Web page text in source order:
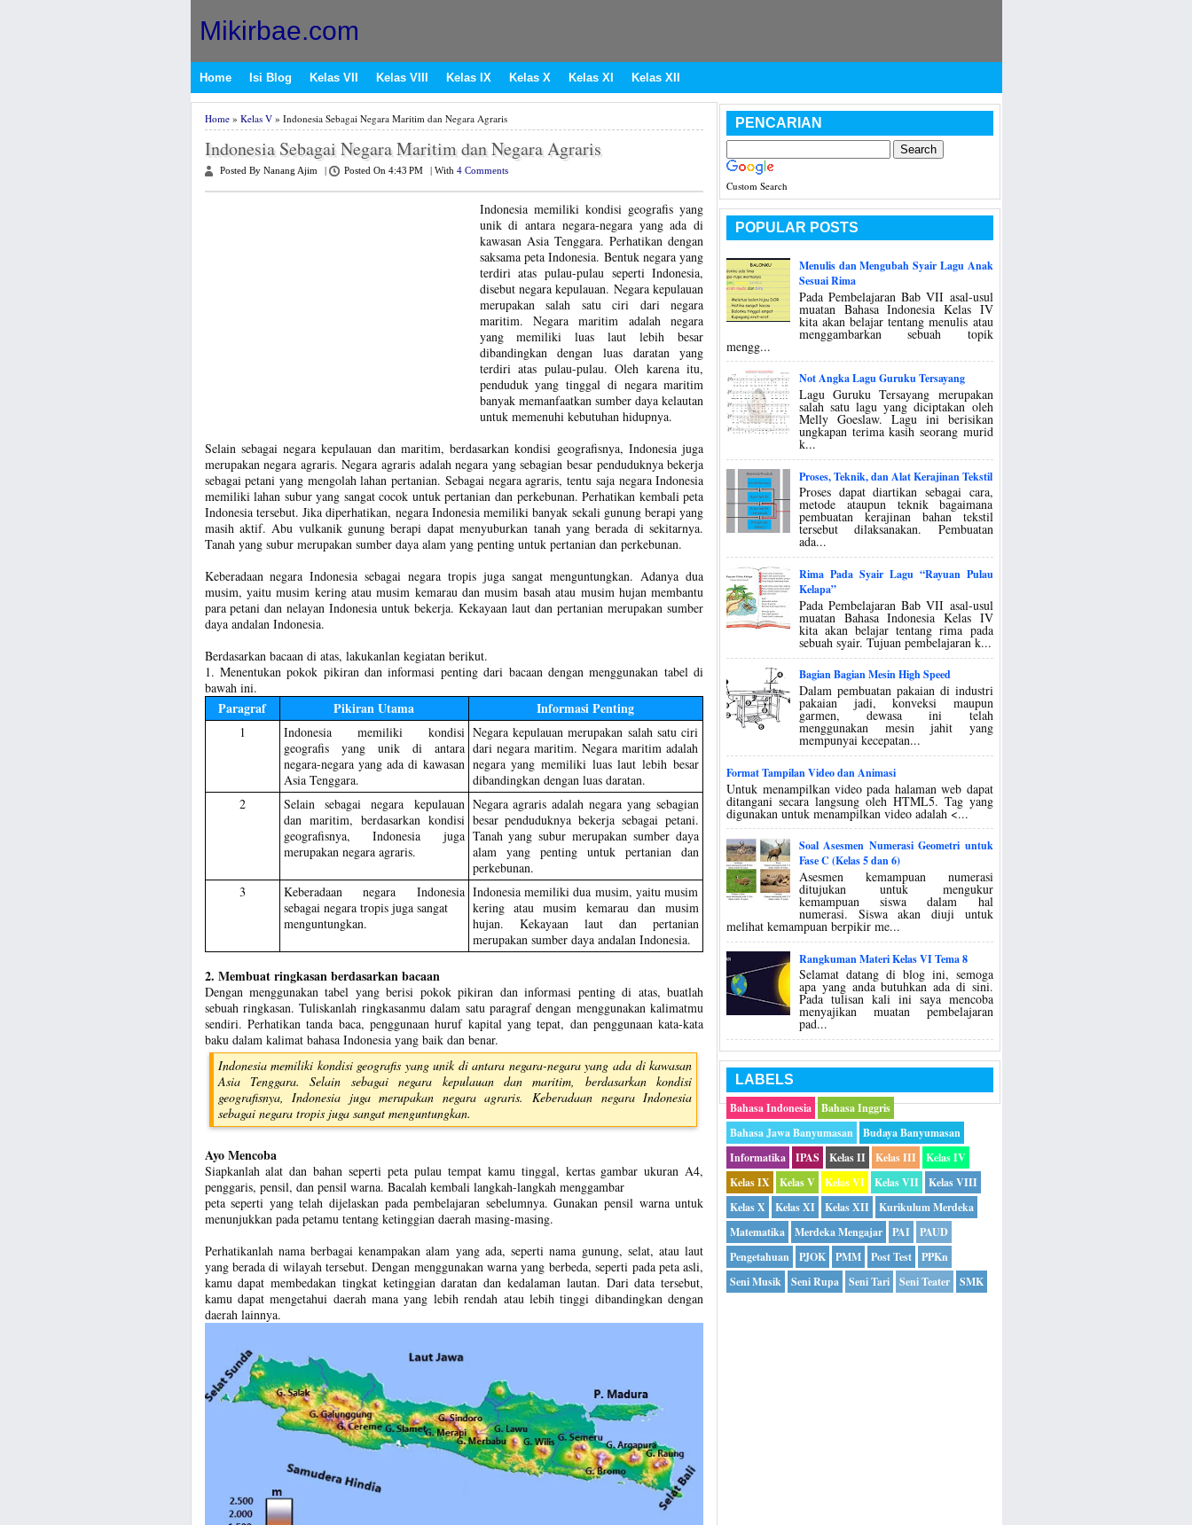
Mikirbae.com
Home Isi Blog Kelas VII Kelas VIII Kelas IX Kelas X Kelas XI Kelas XII
Home» Kelas V» Indonesia Sebagai Negara Maritim dan Negara Agraris
Indonesia Sebagai Negara Maritim dan Negara Agraris
Posted By Nanang Ajim Posted On 4:43 PM With 4 Comments
Indonesia memiliki kondisi geografis yang
unik di antara negara-negara yang ada di
kawasan Asia Tenggara. Perhatikan dengan
saksama peta Indonesia. Bentuk negara yang
terdiri atas pulau-pulau seperti Indonesia,
disebut negara kepulauan. Negara kepulauan
merupakan salah satu ciri dari negara
maritim. Negara maritim adalah negara
yang memiliki luas laut lebih besar
dibandingkan dengan luas daratan yang
terdiri atas pulau-pulau. Oleh karena itu,
penduduk yang tinggal di negara maritim
banyak memanfaatkan sumber daya kelautan
untuk memenuhi kebutuhan hidupnya.
Selain sebagai negara kepulauan dan maritim, berdasarkan kondisi geografisnya, Indonesia juga
merupakan negara agraris. Negara agraris adalah negara yang sebagian besar penduduknya bekerja
sebagai petani yang mengolah lahan pertanian. Sebagai negara agraris, tentu saja negara Indonesia
memiliki lahan subur yang sangat cocok untuk pertanian dan perkebunan. Perhatikan kembali peta
Indonesia tersebut. Jika diperhatikan, negara Indonesia memiliki banyak sekali gunung berapi yang
masih aktif. Abu vulkanik gunung berapi dapat menyuburkan tanah yang berada di sekitarnya.
Tanah yang subur merupakan sumber daya alam yang penting untuk pertanian dan perkebunan.
Keberadaan negara Indonesia sebagai negara tropis juga sangat menguntungkan. Adanya dua
musim, yaitu musim kering atau musim kemarau dan musim basah atau musim hujan membantu
para petani dan nelayan Indonesia untuk bekerja. Kekayaan laut dan pertanian merupakan sumber
daya andalan Indonesia.
Berdasarkan bacaan di atas, lakukanlan kegiatan berikut.
1. Menentukan pokok pikiran dan informasi penting dari bacaan dengan menggunakan tabel di
bawah ini.
Paragraf Pikiran Utama Informasi Penting
1
Indonesia memiliki kondisi
geografis yang unik di antara
negara-negara yang ada di kawasan
Asia Tenggara.
Negara kepulauan merupakan salah satu ciri
dari negara maritim. Negara maritim adalah
negara yang memiliki luas laut lebih besar
dibandingkan dengan luas daratan.
2
Selain sebagai negara kepulauan
dan maritim, berdasarkan kondisi
geografisnya, Indonesia juga
merupakan negara agraris.
Negara agraris adalah negara yang sebagian
besar penduduknya bekerja sebagai petani.
Tanah yang subur merupakan sumber daya
alam yang penting untuk pertanian dan
perkebunan.
3
Keberadaan negara Indonesia
sebagai negara tropis juga sangat
menguntungkan.
Indonesia memiliki dua musim, yaitu musim
kering atau musim kemarau dan musim
hujan. Kekayaan laut dan pertanian
merupakan sumber daya andalan Indonesia.
2. Membuat ringkasan berdasarkan bacaan
Dengan menggunakan tabel yang berisi pokok pikiran dan informasi penting di atas, buatlah
sebuah ringkasan. Tuliskanlah ringkasanmu dalam satu paragraf dengan menggunakan kalimatmu
sendiri. Perhatikan tanda baca, penggunaan huruf kapital yang tepat, dan penggunaan kata-kata
baku dalam kalimat bahasa Indonesia yang baik dan benar.
Indonesia memiliki kondisi geografis yang unik di antara negara-negara yang ada di kawasan
Asia Tenggara. Selain sebagai negara kepulauan dan maritim, berdasarkan kondisi
geografisnya, Indonesia juga merupakan negara agraris. Keberadaan negara Indonesia
sebagai negara tropis juga sangat menguntungkan.
Ayo Mencoba
Siapkanlah alat dan bahan seperti peta pulau tempat kamu tinggal, kertas gambar ukuran A4,
penggaris, pensil, dan pensil warna. Bacalah kembali langkah-langkah menggambar
peta seperti yang telah dijelaskan pada pembelajaran sebelumnya. Gunakan pensil warna untuk
menunjukkan pada petamu tentang ketinggian daerah masing-masing.
Perhatikanlah nama berbagai kenampakan alam yang ada, seperti nama gunung, selat, atau laut
yang berada di wilayah tersebut. Dengan menggunakan warna yang berbeda, seperti pada peta asli,
kamu dapat membedakan tingkat ketinggian daratan dan kedalaman lautan. Dari data tersebut,
kamu dapat mengetahui daerah mana yang lebih rendah atau lebih tinggi dibandingkan dengan
daerah lainnya.
PENCARIAN
Custom Search
POPULAR POSTS
Menulis dan Mengubah Syair Lagu Anak
Sesuai Rima
Pada Pembelajaran Bab VII asal-usul
muatan Bahasa Indonesia Kelas IV
kita akan belajar tentang menulis atau
menggambarkan sebuah topik
mengg...
Not Angka Lagu Guruku Tersayang
Lagu Guruku Tersayang merupakan
salah satu lagu yang diciptakan oleh
Melly Goeslaw. Lagu ini berisikan
ungkapan terima kasih seorang murid
k...
Proses, Teknik, dan Alat Kerajinan Tekstil
Proses dapat diartikan sebagai cara,
metode ataupun teknik bagaimana
pembuatan kerajinan bahan tekstil
tersebut dilaksanakan. Pembuatan
ada...
Rima Pada Syair Lagu “Rayuan Pulau
Kelapa”
Pada Pembelajaran Bab VII asal-usul
muatan Bahasa Indonesia Kelas IV
kita akan belajar tentang rima pada
sebuah syair. Tujuan pembelajaran k...
Bagian Bagian Mesin High Speed
Dalam pembuatan pakaian di industri
pakaian jadi, konveksi maupun
garmen, dewasa ini telah
menggunakan mesin jahit yang
mempunyai kecepatan...
Format Tampilan Video dan Animasi
Untuk menampilkan video pada halaman web dapat
ditangani secara langsung oleh HTML5. Tag yang
digunakan untuk menampilkan video adalah <...
Soal Asesmen Numerasi Geometri untuk
Fase C (Kelas 5 dan 6)
Asesmen kemampuan numerasi
ditujukan untuk mengukur
kemampuan siswa dalam hal
numerasi. Siswa akan diuji untuk
melihat kemampuan berpikir me...
Rangkuman Materi Kelas VI Tema 8
Selamat datang di blog ini, semoga
apa yang anda butuhkan ada di sini.
Pada tulisan kali ini saya mencoba
menyajikan muatan pembelajaran
pad...
LABELS
Bahasa Indonesia
Bahasa Inggris
Bahasa Jawa Banyumasan
Budaya Banyumasan
Informatika
IPAS Kelas II Kelas III
Kelas IV
Kelas IX
Kelas V Kelas VI Kelas VII
Kelas VIII
Kelas X
Kelas XI Kelas XII
Kurikulum Merdeka
Matematika
Merdeka Mengajar PAI
PAUD
Pengetahuan
PJOK PMM Post Test
PPKn
Seni Musik
Seni Rupa Seni Tari Seni Teater SMK